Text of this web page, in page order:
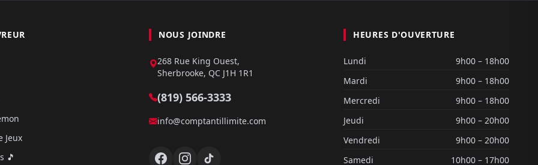
Jeux
🎵
NOUS JOINDRE
268 Rue King Ouest,
Sherbrooke, QC J1H 1R1
(819) 566-3333
info@comptantillimite.com
HEURES D'OUVERTURE
Lundi
9h00 – 18h00
Mardi
9h00 – 18h00
Mercredi
9h00 – 18h00
Jeudi
9h00 – 20h00
Vendredi
9h00 – 20h00
Samedi
10h00 – 17h00